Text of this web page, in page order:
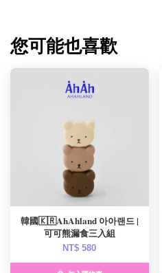
您可能也喜歡
韓國🇰🇷AhAhland 아아랜드 |
可可熊漏食三入組
NT$ 580